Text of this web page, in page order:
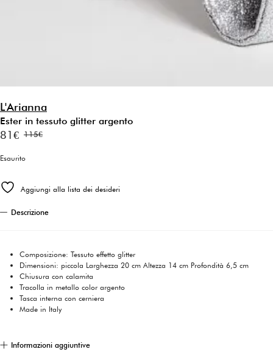
L'Arianna
Ester in tessuto glitter argento
115€
Il
prezzo
era:
115€.
81€
Il
prezzo
è:
81€.
Esaurito
Aggiungi alla lista dei desideri
Descrizione
Composizione: Tessuto effetto glitter
Dimensioni: piccola Larghezza 20 cm Altezza 14 cm Profondità 6,5 cm
Chiusura con calamita
Tracolla in metallo color argento
Tasca interna con cerniera
Made in Italy
Informazioni aggiuntive